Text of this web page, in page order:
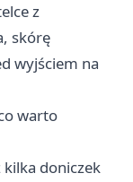
z
skórę
wyjściem na
warto
kilka doniczek